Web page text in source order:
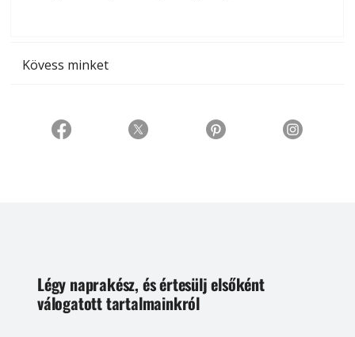
Kövess minket
Légy naprakész, és értesülj elsőként
válogatott tartalmainkról